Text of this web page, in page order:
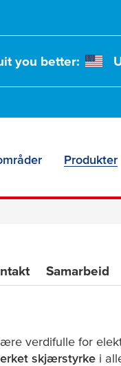
you better:
Produkter
Samarbeid
verdifulle for
skjærstyrke i